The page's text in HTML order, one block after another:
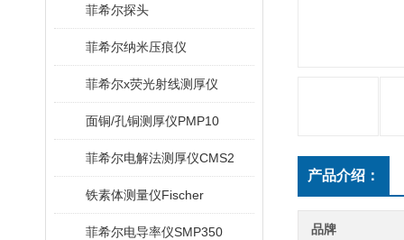
菲希尔探头
菲希尔纳米压痕仪
菲希尔x荧光射线测厚仪
面铜/孔铜测厚仪PMP10
菲希尔电解法测厚仪CMS2
铁素体测量仪Fischer
菲希尔电导率仪SMP350
产品介绍：
品牌